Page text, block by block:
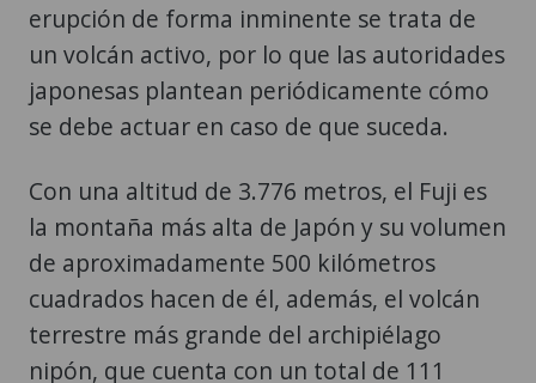
erupción de forma inminente se trata de
un volcán activo, por lo que las autoridades
japonesas plantean periódicamente cómo
se debe actuar en caso de que suceda.
Con una altitud de 3.776 metros, el Fuji es
la montaña más alta de Japón y su volumen
de aproximadamente 500 kilómetros
cuadrados hacen de él, además, el volcán
terrestre más grande del archipiélago
nipón, que cuenta con un total de 111